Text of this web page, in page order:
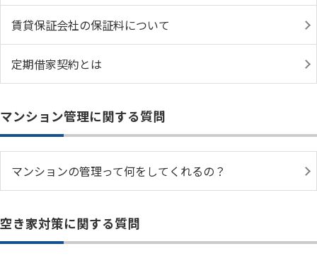
賃貸保証会社の保証料について
定期借家契約とは
マンション管理に関する質問
マンションの管理って何をしてくれるの？
空き家対策に関する質問